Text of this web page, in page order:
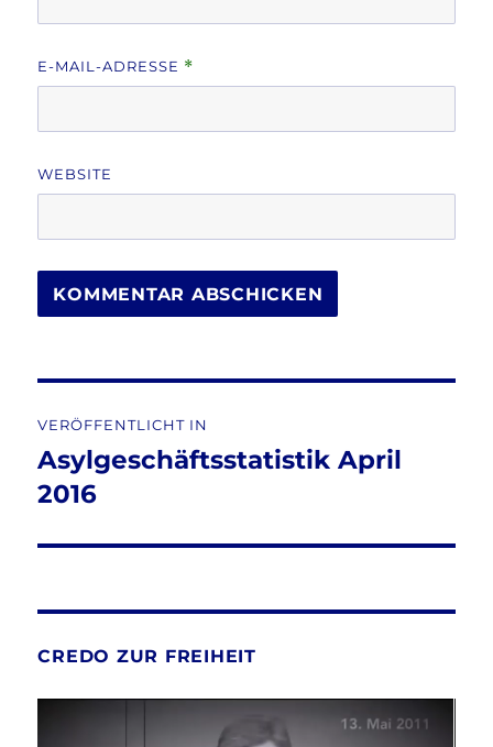
E-MAIL-ADRESSE *
WEBSITE
VERÖFFENTLICHT IN
Asylgeschäftsstatistik April
2016
CREDO ZUR FREIHEIT